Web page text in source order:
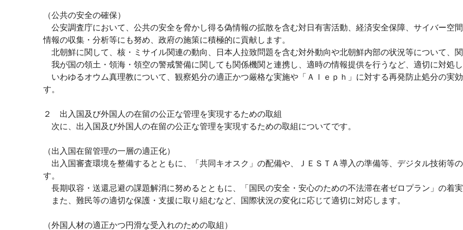
（公共の安全の確保）
公安調査庁において、公共の安全を脅かし得る偽情報の拡散を含む対日有害活動、経済安全保障、サイバー空
情報の収集・分析等にも努め、政府の施策に積極的に貢献します。
北朝鮮に関して、核・ミサイル関連の動向、日本人拉致問題を含む対外動向や北朝鮮内部の状況等について、
我が国の領土・領海・領空の警戒警備に関しても関係機関と連携し、適時の情報提供を行うなど、適切に対処し
いわゆるオウム真理教について、観察処分の適正かつ厳格な実施や「Ａｌｅｐｈ」に対する再発防止処分の実
す。
２ 出入国及び外国人の在留の公正な管理を実現するための取組
次に、出入国及び外国人の在留の公正な管理を実現するための取組についてです。
（出入国在留管理の一層の適正化）
出入国審査環境を整備するとともに、「共同キオスク」の配備や、ＪＥＳＴＡ導入の準備等、デジタル技術等
す。
長期収容・送還忌避の課題解消に努めるとともに、「国民の安全・安心のための不法滞在者ゼロプラン」の着実
また、難民等の適切な保護・支援に取り組むなど、国際状況の変化に応じて適切に対応します。
（外国人材の適正かつ円滑な受入れのための取組）